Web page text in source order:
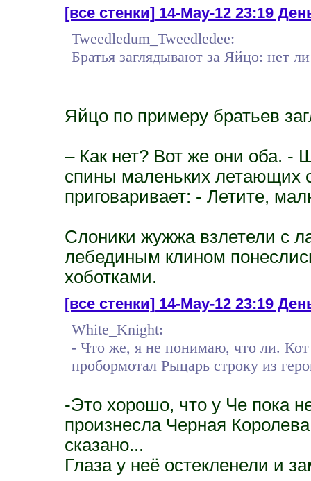
[все стенки]14-May-12 23:19
Tweedledum_Tweedledee:
Братья заглядывают за Яйцо: нет
Яйцо по примеру братьев
– Как нет? Вот же они оба. -
спины маленьких летающих
приговаривает: - Летите,
Слоники жужжа взлетели с
лебединым клином
хоботками.
[все стенки]14-May-12 23:19
White_Knight:
- Что же, я не понимаю, что ли.
пробормотал Рыцарь строку из
-Это хорошо, что у Че пока
произнесла Черная
сказано...
Глаза у неё остекленели и